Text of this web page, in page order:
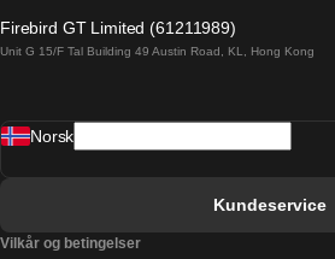
Barcelona Sevilla Tog
Firebird GT Limited (61211989)
Unit G 15/F Tal Building 49 Austin Road, KL, Hong Kong
Norsk
Kundeservice
Vilkår og betingelser